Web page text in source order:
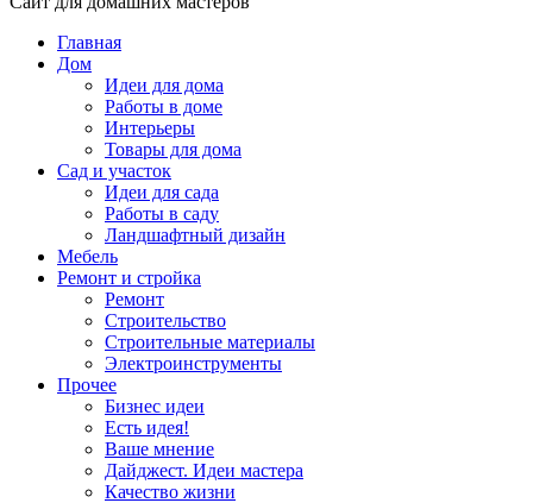
Главная
Дом
Идеи для дома
Работы в доме
Интерьеры
Товары для дома
Сад и участок
Идеи для сада
Работы в саду
Ландшафтный дизайн
Мебель
Ремонт и стройка
Ремонт
Строительство
Строительные материалы
Электроинструменты
Прочее
Бизнес идеи
Есть идея!
Ваше мнение
Дайджест. Идеи мастера
Качество жизни